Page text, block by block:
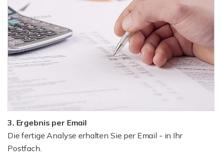
3. Ergebnis per Email
Die fertige Analyse erhalten Sie per Email - in Ihr
Postfach.